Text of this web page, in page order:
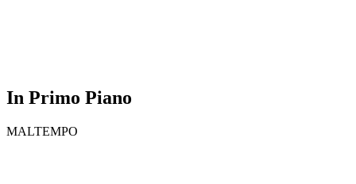
In Primo Piano
MALTEMPO